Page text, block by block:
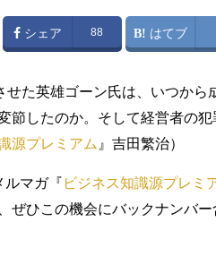
シェア 88 はてブ
せた英雄ゴーン氏は、いつか
節したのか。そして経営者の
源プレミアム 』吉田繁治）
ルマガ『 ビジネス知識源プレミ
ぜひこの機会にバックナンバー